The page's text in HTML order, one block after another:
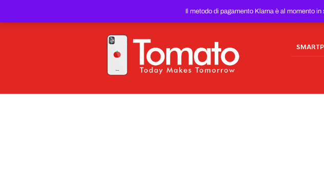
Il metodo di pagamento Klarna è al momento
PREZZO DEL WEB!